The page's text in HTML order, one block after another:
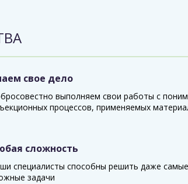
свое дело
выполняем свои работы с
процессов, применяемых
сложность
специалисты способны решить даже самые
задачи